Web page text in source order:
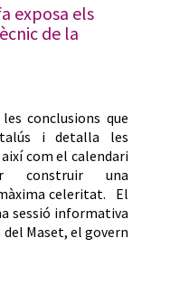
exposa els
de la
conclusions que
i detalla les
com el calendari
construir una
celeritat. El
sessió informativa
Maset, el govern